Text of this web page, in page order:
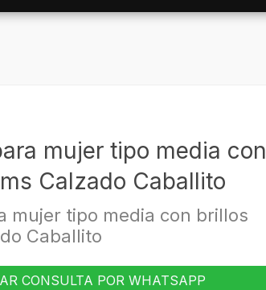
mujer tipo media con
Calzado Caballito
mujer tipo media con brillos
Caballito
CONSULTA POR WHATSAPP